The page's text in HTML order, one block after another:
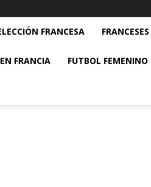
FRANCESA
FRANCIA FUTBOL FEMENINO